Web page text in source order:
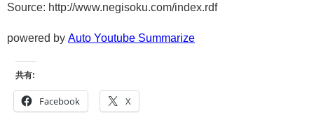
Source: http://www.negisoku.com/index.rdf
powered by Auto Youtube Summarize
共有:
Facebook X